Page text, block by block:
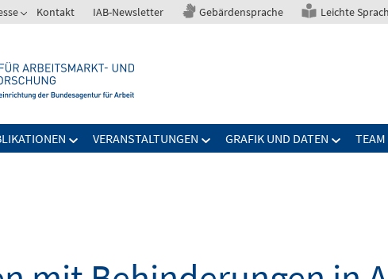
Kontakt IAB-Newsletter Gebärdensprache Leichte
VERANSTALTUNGEN GRAFIK UND DATEN TEAM